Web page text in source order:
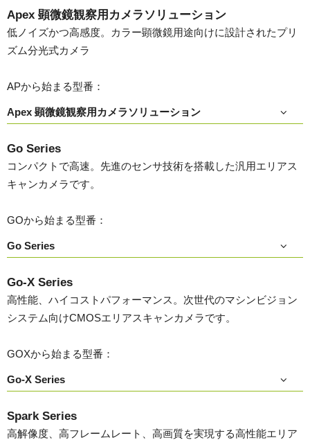
Apex 顕微鏡観察用カメラソリューション
低ノイズかつ高感度。カラー顕微鏡用途向けに設計されたプリ
ズム分光式カメラ
APから始まる型番：
Apex 顕微鏡観察用カメラソリューション
Go Series
コンパクトで高速。先進のセンサ技術を搭載した汎用エリアス
キャンカメラです。
GOから始まる型番：
Go Series
Go-X Series
高性能、ハイコストパフォーマンス。次世代のマシンビジョン
システム向けCMOSエリアスキャンカメラです。
GOXから始まる型番：
Go-X Series
Spark Series
高解像度、高フレームレート、高画質を実現する高性能エリア